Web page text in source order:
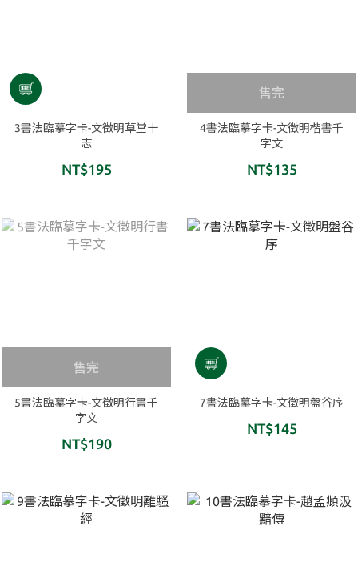
3書法臨摹字卡-文徵明草堂十
志
NT$195
售完
4書法臨摹字卡-文徵明楷書千
字文
NT$135
售完
5書法臨摹字卡-文徵明行書千
字文
NT$190
7書法臨摹字卡-文徵明盤谷序
NT$145